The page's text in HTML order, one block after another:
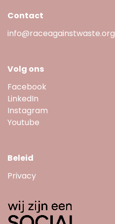
Contact
info@raceagainstwaste.org
Volg ons
Facebook
LinkedIn
Instagram
Youtube
Beleid
Privacy